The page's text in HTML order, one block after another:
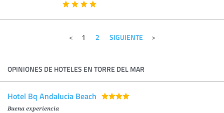
1 2 SIGUIENTE
OPINIONES DE HOTELES EN TORRE DEL MAR
Hotel Bq Andalucia Beach
Buena experiencia